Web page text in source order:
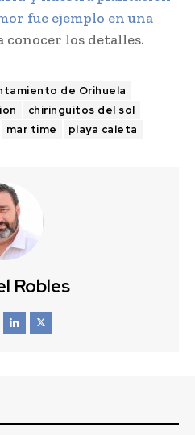
fue ejemplo en una
conocer los detalles.
de Orihuela
chiringuitos del sol
mar time playa caleta
Robles